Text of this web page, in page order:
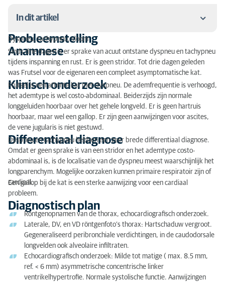
In dit artikel
Anamnese
Klinisch onderzoek
Differentiaal diagnose
Diagnostisch plan
Aanvullende diagnostiek
Diagnose
Behandeling
Resultaat
Probleemstelling
Dyspneu, tachypneu, sloom
Anamnese
Sinds drie dagen is er sprake van acuut ontstane dyspneu en tachypneu
tijdens inspanning en rust. Er is geen stridor. Tot drie dagen geleden
was Frutsel voor de eigenaren een compleet asymptomatische kat.
Klinisch onderzoek
Frutsel is een attente kat met dyspneu. De ademfrequentie is verhoogd,
het ademtype is wel costo-abdominaal. Beiderzijds zijn normale
longgeluiden hoorbaar over het gehele longveld. Er is geen hartruis
hoorbaar, maar wel een gallop. Er zijn geen aanwijzingen voor ascites,
de vene jugularis is niet gestuwd.
Differentiaal diagnose
Dyspneu en tachypneu hebben een zeer brede differentiaal diagnose.
Omdat er geen sprake is van een stridor en het ademtype costo-
abdominaal is, is de localisatie van de dyspneu meest waarschijnlijk het
longparenchym. Mogelijke oorzaken kunnen primaire respiratoir zijn of
cardiaal.
Een gallop bij de kat is een sterke aanwijzing voor een cardiaal
probleem.
Diagnostisch plan
Röntgenopnamen van de thorax, echocardiografisch onderzoek.
Laterale, DV, en VD röntgenfoto’s thorax: Hartschaduw vergroot.
Gegeneraliseerd peribronchiale verdichtingen, in de caudodorsale
longvelden ook alveolaire infiltraten.
Echocardiografisch onderzoek: Milde tot matige ( max. 8.5 mm,
ref. < 6 mm) asymmetrische concentrische linker
ventrikelhypertrofie. Normale systolische functie. Aanwijzingen